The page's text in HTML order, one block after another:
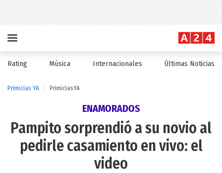
Rating Música Internacionales Últimas Noticias
Primicias YA PrimiciasYA
ENAMORADOS
Pampito sorprendió a su novio al
pedirle casamiento en vivo: el
video